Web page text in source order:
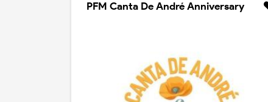
PFM Canta De André Anniversary